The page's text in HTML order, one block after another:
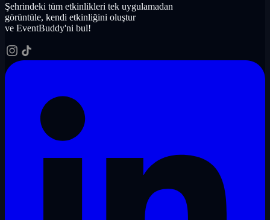
Şehrindeki tüm etkinlikleri tek uygulamadan
görüntüle, kendi etkinliğini oluştur
ve EventBuddy'ni bul!